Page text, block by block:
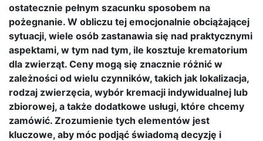
ostatecznie pełnym szacunku sposobem na
pożegnanie. W obliczu tej emocjonalnie obciążającej
sytuacji, wiele osób zastanawia się nad praktycznymi
aspektami, w tym nad tym, ile kosztuje krematorium
dla zwierząt. Ceny mogą się znacznie różnić w
zależności od wielu czynników, takich jak lokalizacja,
rodzaj zwierzęcia, wybór kremacji indywidualnej lub
zbiorowej, a także dodatkowe usługi, które chcemy
zamówić. Zrozumienie tych elementów jest
kluczowe, aby móc podjąć świadomą decyzję i